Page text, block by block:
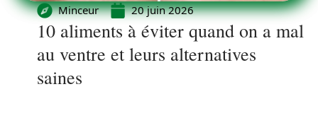
Minceur 20 juin 2026
10 aliments à éviter quand on a mal
au ventre et leurs alternatives
saines